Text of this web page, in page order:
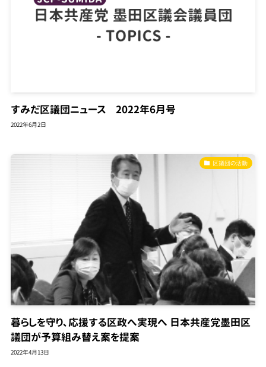
すみだ区議団ニュース 2022年6月号
2022年6月2日
区議団の活動
暮らしを守り､応援する区政へ実現へ 日本共産党墨田区
議団が予算組み替え案を提案
2022年4月13日